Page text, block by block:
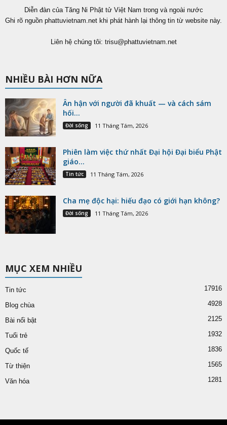
Diễn đàn của Tăng Ni Phật tử Việt Nam trong và ngoài nước
Ghi rõ nguồn phattuvietnam.net khi phát hành lại thông tin từ website này.
Liên hệ chúng tôi: trisu@phattuvietnam.net
NHIỀU BÀI HƠN NỮA
Ân hận với người đã khuất — và cách sám
hối...
Đời sống 11 Tháng Tám, 2026
Phiên làm việc thứ nhất Đại hội Đại biểu Phật
giáo...
Tin tức 11 Tháng Tám, 2026
Cha mẹ độc hại: hiếu đạo có giới hạn không?
Đời sống 11 Tháng Tám, 2026
MỤC XEM NHIỀU
Tin tức 17916
Blog chùa 4928
Bài nổi bật 2125
Tuổi trẻ 1932
Quốc tế 1836
Từ thiện 1565
Văn hóa 1281